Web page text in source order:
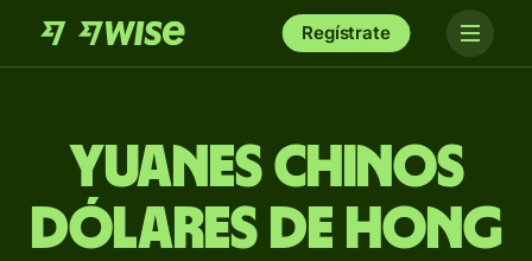
Regístrate
Yuanes chinos
dólares de Hong